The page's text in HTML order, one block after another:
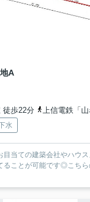
A
徒歩22分
上信電鉄「
水
目当ての建築会社やハウ
ることが可能です◎こち